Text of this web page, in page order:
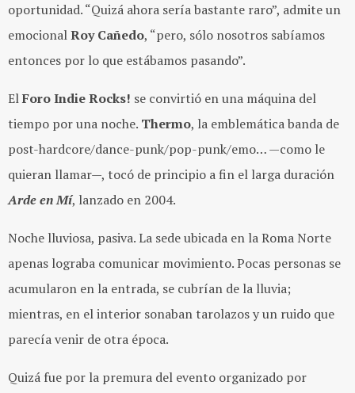
oportunidad. “Quizá ahora sería bastante raro”, admite un
emocionalRoy Cañedo, “pero, sólo nosotros sabíamos
entonces por lo que estábamos pasando”.
ElForo Indie Rocks! se convirtió en una máquina del
tiempo por una noche. Thermo, la emblemática banda de
post-hardcore/dance-punk/pop-punk/emo… —como le
quieran llamar—, tocó de principio a fin el larga duración
Arde en Mí, lanzado en 2004.
Noche lluviosa, pasiva. La sede ubicada en la Roma Norte
apenas lograba comunicar movimiento. Pocas personas se
acumularon en la entrada, se cubrían de la lluvia;
mientras, en el interior sonaban tarolazos y un ruido que
parecía venir de otra época.
Quizá fue por la premura del evento organizado por